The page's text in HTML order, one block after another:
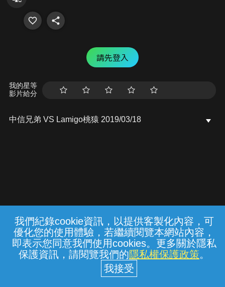
我們紀錄cookie資訊，以提供客製化內容，可
優化您的使用體驗，若繼續閱覽本網站內容，
即表示您同意我們使用cookies。更多關於隱私
保護資訊，請閱覽我們的隱私權保護政策。
請先登入
我的星等
影片給分
中信兄弟 VS Lamigo桃猿 2019/03/18
常見問題 線上客服 服務條款 隱私權保護
中華電信股份有限公司個人家庭分公司
(統一編號：96979949) © 2026
{{notifyMsg}}